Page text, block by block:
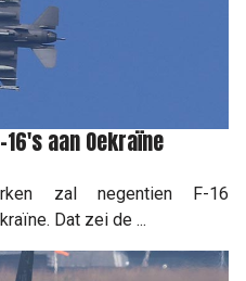
aan Oekraïne
zal negentien F-16
Dat zei de ...